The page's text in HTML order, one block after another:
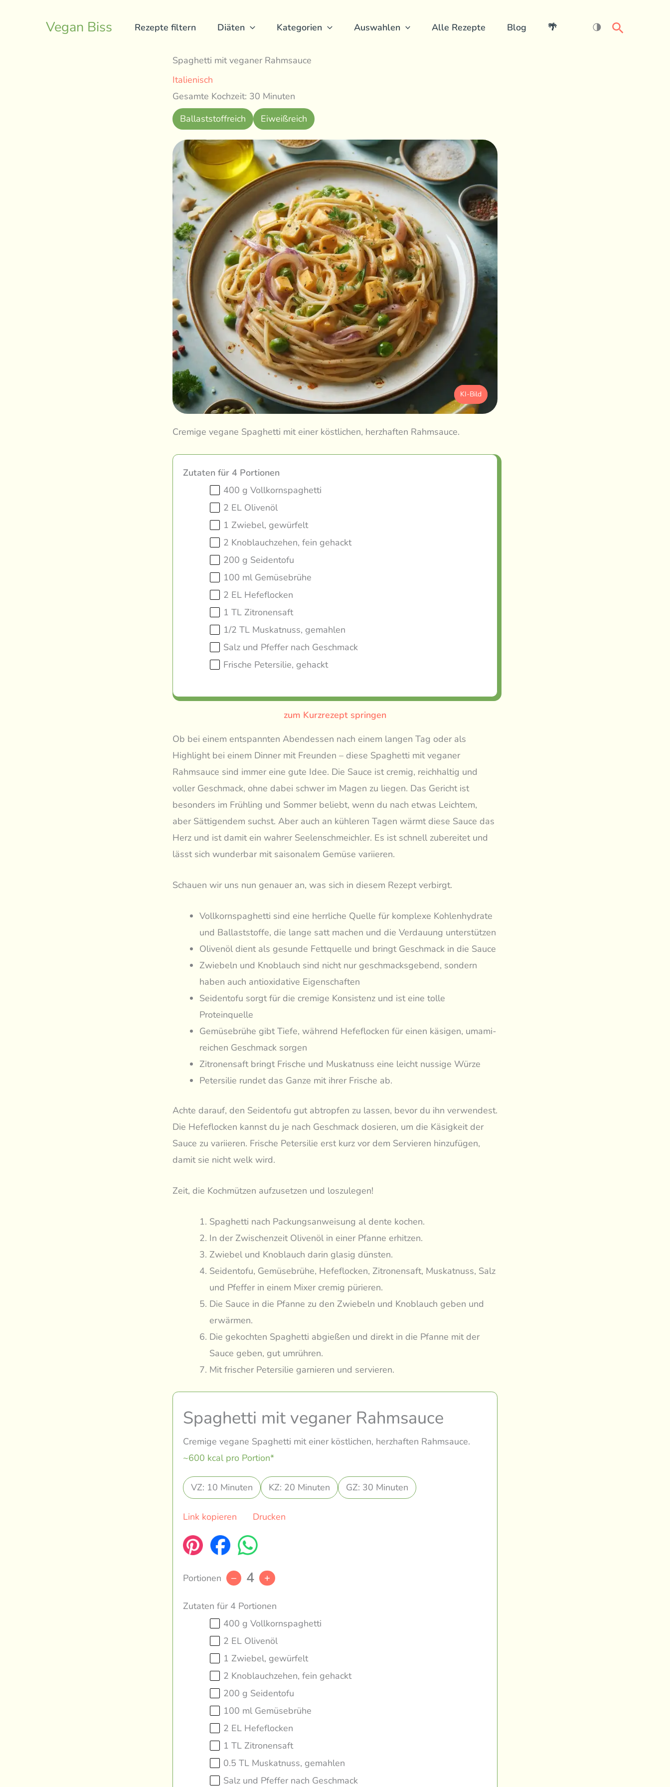
Vegan Biss Rezepte filtern Diäten Kategorien Auswahlen Alle Rezepte Blog 🌴 🌗 Search
Spaghetti mit veganer Rahmsauce
Italienisch
Gesamte Kochzeit: 30 Minuten
Ballaststoffreich
Eiweißreich
KI-Bild
Cremige vegane Spaghetti mit einer köstlichen, herzhaften Rahmsauce.
Zutaten für 4 Portionen
400 g Vollkornspaghetti
2 EL Olivenöl
1 Zwiebel, gewürfelt
2 Knoblauchzehen, fein gehackt
200 g Seidentofu
100 ml Gemüsebrühe
2 EL Hefeflocken
1 TL Zitronensaft
1/2 TL Muskatnuss, gemahlen
Salz und Pfeffer nach Geschmack
Frische Petersilie, gehackt
zum Kurzrezept springen
Ob bei einem entspannten Abendessen nach einem langen Tag oder als
Highlight bei einem Dinner mit Freunden – diese Spaghetti mit veganer
Rahmsauce sind immer eine gute Idee. Die Sauce ist cremig, reichhaltig und
voller Geschmack, ohne dabei schwer im Magen zu liegen. Das Gericht ist
besonders im Frühling und Sommer beliebt, wenn du nach etwas Leichtem,
aber Sättigendem suchst. Aber auch an kühleren Tagen wärmt diese Sauce das
Herz und ist damit ein wahrer Seelenschmeichler. Es ist schnell zubereitet und
lässt sich wunderbar mit saisonalem Gemüse variieren.
Schauen wir uns nun genauer an, was sich in diesem Rezept verbirgt.
Vollkornspaghetti sind eine herrliche Quelle für komplexe Kohlenhydrate
und Ballaststoffe, die lange satt machen und die Verdauung unterstützen
Olivenöl dient als gesunde Fettquelle und bringt Geschmack in die Sauce
Zwiebeln und Knoblauch sind nicht nur geschmacksgebend, sondern
haben auch antioxidative Eigenschaften
Seidentofu sorgt für die cremige Konsistenz und ist eine tolle
Proteinquelle
Gemüsebrühe gibt Tiefe, während Hefeflocken für einen käsigen, umami-
reichen Geschmack sorgen
Zitronensaft bringt Frische und Muskatnuss eine leicht nussige Würze
Petersilie rundet das Ganze mit ihrer Frische ab.
Achte darauf, den Seidentofu gut abtropfen zu lassen, bevor du ihn verwendest.
Die Hefeflocken kannst du je nach Geschmack dosieren, um die Käsigkeit der
Sauce zu variieren. Frische Petersilie erst kurz vor dem Servieren hinzufügen,
damit sie nicht welk wird.
Zeit, die Kochmützen aufzusetzen und loszulegen!
Spaghetti nach Packungsanweisung al dente kochen.
In der Zwischenzeit Olivenöl in einer Pfanne erhitzen.
Zwiebel und Knoblauch darin glasig dünsten.
Seidentofu, Gemüsebrühe, Hefeflocken, Zitronensaft, Muskatnuss, Salz
und Pfeffer in einem Mixer cremig pürieren.
Die Sauce in die Pfanne zu den Zwiebeln und Knoblauch geben und
erwärmen.
Die gekochten Spaghetti abgießen und direkt in die Pfanne mit der
Sauce geben, gut umrühren.
Mit frischer Petersilie garnieren und servieren.
Spaghetti mit veganer Rahmsauce
Cremige vegane Spaghetti mit einer köstlichen, herzhaften Rahmsauce.
~600 kcal pro Portion*
VZ: 10 Minuten KZ: 20 Minuten GZ: 30 Minuten
Link kopieren Drucken
Portionen – 4 +
Zutaten für 4 Portionen
400 g Vollkornspaghetti
2 EL Olivenöl
1 Zwiebel, gewürfelt
2 Knoblauchzehen, fein gehackt
200 g Seidentofu
100 ml Gemüsebrühe
2 EL Hefeflocken
1 TL Zitronensaft
0.5 TL Muskatnuss, gemahlen
Salz und Pfeffer nach Geschmack